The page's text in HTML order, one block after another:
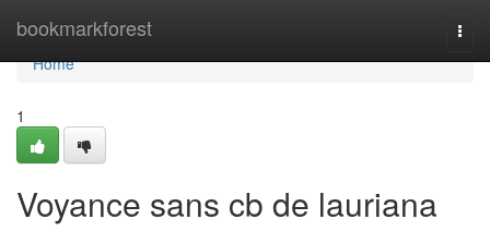
bookmarkforest
Home
Home
1
Voyance sans cb de lauriana